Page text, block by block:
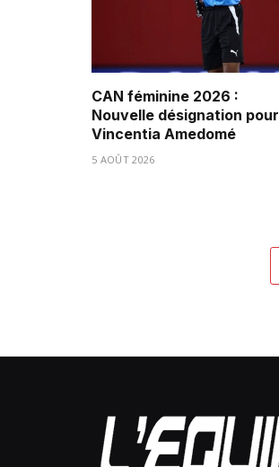
CAN féminine 2026 :
Nouvelle désignation pour
Vincentia Amedomé
5 AOÛT 2026